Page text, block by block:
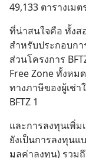
49,133 ตารางเมต
ที่น่าสนใจคือ ทั้งส
สำหรับประกอบก
ส่วนโครงการ
Free Zone ทั้งหม
ทางภาษีของผู้เช่า
BFTZ 1
และการลงทุนเพิ่ม
ยังเป็นการลงทุนแ
มูลค่าลงทุน) รวม